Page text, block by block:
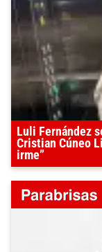
Luli Fernández
Cristian Cúneo
irme”